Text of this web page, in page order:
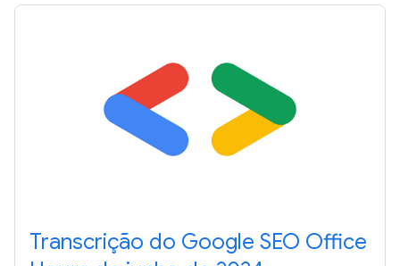
Transcrição do Google SEO Office